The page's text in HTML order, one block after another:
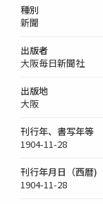
種別
新聞
出版者
大阪毎日新聞社
出版地
大阪
刊行年、書写年等
1904-11-28
刊行年月日（西暦)
1904-11-28